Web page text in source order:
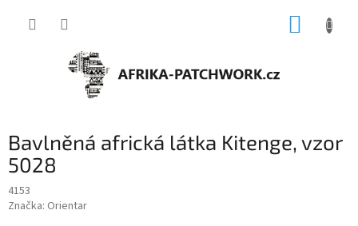
Bavlněná africká látka Kitenge, vzor
5028
4153
Značka: Orientar